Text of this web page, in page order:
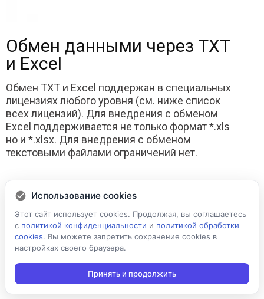
Обмен данными через TXT
и Excel
Обмен TXT и Excel поддержан в специальных
лицензиях любого уровня (см. ниже список
всех лицензий). Для внедрения с обменом
Excel поддерживается не только формат *.xls
но и *.xlsx. Для внедрения с обменом
текстовыми файлами ограничений нет.
Совместимое программное обеспечение
( )
«Любая поддерживаемая конфигурация 1С»
Использование cookies
Этот сайт использует cookies. Продолжая, вы соглашаетесь
с политикой конфиденциальности и политикой обработки
cookies. Вы можете запретить сохранение cookies в
настройках своего браузера.
Принять и продолжить